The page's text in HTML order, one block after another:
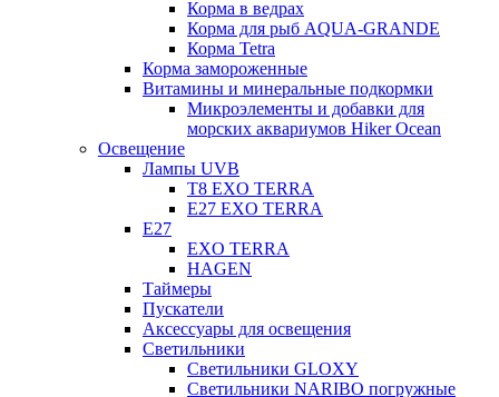
Корма в ведрах
Корма для рыб AQUA-GRANDE
Корма Tetra
Корма замороженные
Витамины и минеральные подкормки
Микроэлементы и добавки для
морских аквариумов Hiker Ocean
Освещение
Лампы UVB
Т8 EXO TERRA
Е27 EXO TERRA
Е27
EXO TERRA
HAGEN
Таймеры
Пускатели
Аксессуары для освещения
Светильники
Светильники GLOXY
Светильники NARIBO погружные